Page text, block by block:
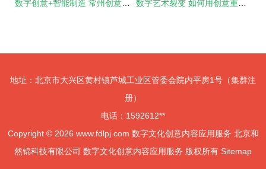
地址：北京市大兴区黄村镇芦城工业区管委会院内平房1号（集群注
册）
电话：1592612**
Copyright © 2026 www.fdlpj.com 数字文化创意内容应用服务 北京和
然锦科技有限公司 数字文化创意内容应用服务 版权所有 Sitemap